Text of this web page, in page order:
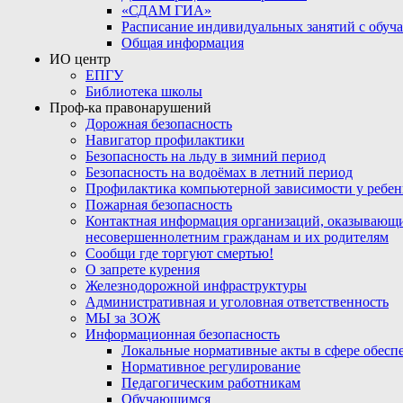
«СДАМ ГИА»
Расписание индивидуальных занятий с
Общая информация
ИО центр
ЕПГУ
Библиотека школы
Проф-ка правонарушений
Дорожная безопасность
Навигатор профилактики
Безопасность на льду в зимний период
Безопасность на водоёмах в летний период
Профилактика компьютерной зависимости у
Пожарная безопасность
Контактная информация организаций,
несовершеннолетним гражданам и их родителям
Сообщи где торгуют смертью!
О запрете курения
Железнодорожной инфраструктуры
Административная и уголовная ответственность
МЫ за ЗОЖ
Информационная безопасность
Локальные нормативные акты в сфере
Нормативное регулирование
Педагогическим работникам
Обучающимся